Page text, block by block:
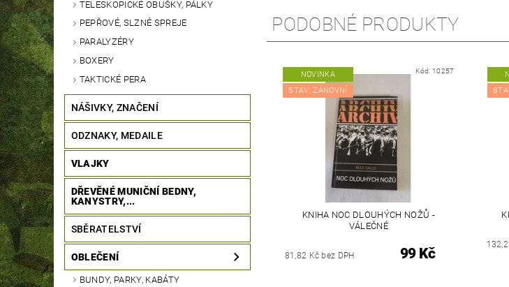
TELESKOPICKÉ OBUŠKY, PÁLKY
PEPŘOVÉ, SLZNÉ SPREJE
PARALYZÉRY
BOXERY
TAKTICKÉ PERA
NÁŠIVKY, ZNAČENÍ
ODZNAKY, MEDAILE
VLAJKY
DŘEVĚNÉ MUNIČNÍ BEDNY,
KANYSTRY,...
SBĚRATELSTVÍ
OBLEČENÍ
BUNDY, PARKY, KABÁTY
PODOBNÉ PRODUKTY
NOVINKA
STAV: ZÁNOVNÍ
Kód: 10257
KNIHA NOC DLOUHÝCH NOŽŮ -
VÁLEČNÉ
81,82 Kč bez DPH 99 Kč